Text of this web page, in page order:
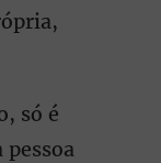
só é
pessoa